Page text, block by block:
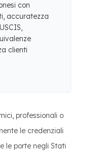
con
accuratezza
clienti
professionali o
le credenziali
le porte negli Stati